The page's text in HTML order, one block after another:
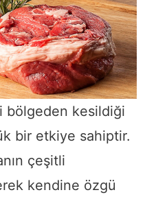
bölgeden kesildiği
bir etkiye sahiptir.
çeşitli
kendine özgü